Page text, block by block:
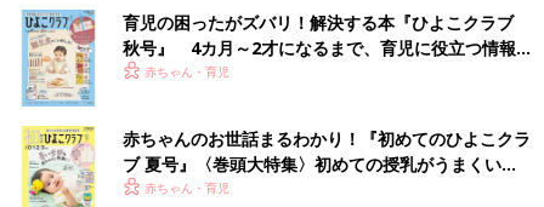
んと成し遂げる人。ジョセフィーヌとの出会いはアテクシにとっ
て、すごく衝撃的でした。自分の考えで自分の道を歩んで、少し
の時間も無駄にしない、彼の生き方にすごく影響を受けました。
ジョセフィーヌとは7年半の時間を一緒に過ごしましたが、父の
死の数年後、彼は病気で急に亡くなってしまったんです。私を大
事にしてくれた父、人生で最愛のパートナーだったジョセフィー
ヌ。大切な2人を失って、苦しく、つらい時期でした。
育児の困ったがズバリ！解決する本『ひよこクラブ
秋号』 4カ月～2才になるまで、育児に役立つ情報が
いっぱい！
赤ちゃん・育児
赤ちゃんのお世話まるわかり！『初めてのひよこクラ
ブ 夏号』〈巻頭大特集〉初めての授乳がうまくい
く！ おっぱい・ミルクの基本と夏のトラブル 解決テ
赤ちゃん・育児